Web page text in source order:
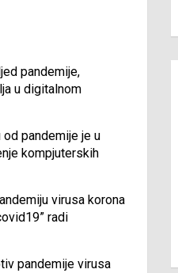
pandemije,
u digitalnom
pandemije je u
kompjuterskih
virusa korona
radi
pandemije virusa